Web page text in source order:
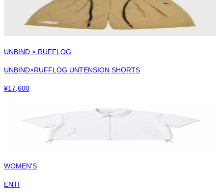
UNBIND × RUFFLOG
UNBIND×RUFFLOG UNTENSION SHORTS
¥17,600
WOMEN'S
ENTI